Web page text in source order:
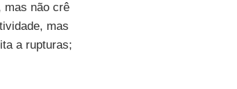
mas não crê
mas
a rupturas;